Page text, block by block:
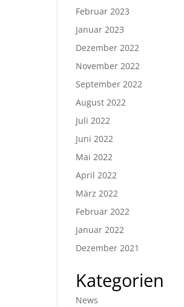
Februar 2023
Januar 2023
Dezember 2022
November 2022
September 2022
August 2022
Juli 2022
Juni 2022
Mai 2022
April 2022
März 2022
Februar 2022
Januar 2022
Dezember 2021
Kategorien
News